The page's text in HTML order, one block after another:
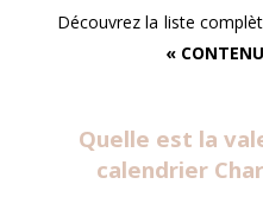
Découvrez la liste
«
Quelle est la
calendrier